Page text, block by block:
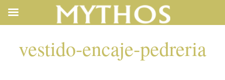
vestido-encaje-pedreria